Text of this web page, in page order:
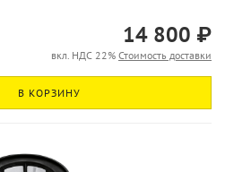
14 800 ₽
вкл. НДС 22% Стоимость доставки
В КОРЗИНУ